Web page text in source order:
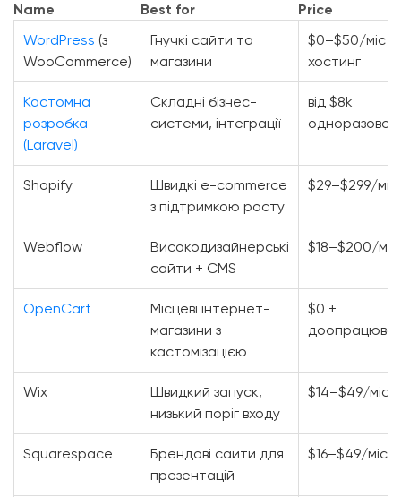
Name Best for
Price
WordPress (з
WooCommerce)
Гнучкі сайти та
магазини
$0–$50/міс +
хостинг
Кастомна
розробка
(Laravel)
Складні бізнес-
системи, інтеграції
від $8k
одноразово
Shopify
Швидкі e-commerce
з підтримкою росту
$29–$299/міс
Webflow
Високодизайнерські
сайти + CMS
$18–$200/міс
OpenCart
Місцеві інтернет-
магазини з
кастомізацією
$0 +
Wix
Швидкий запуск,
низький поріг входу
$14–$49/міс
Squarespace
Брендові сайти для
презентацій
$16–$49/міс